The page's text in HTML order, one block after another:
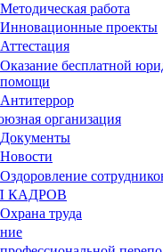
Методическая работа
Инновационные проекты
Аттестация
Оказание бесплатной
помощи
Антитеррор
организация
Документы
Новости
Оздоровление
КАДРОВ
Охрана труда